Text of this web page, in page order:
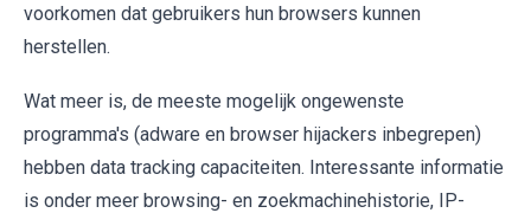
voorkomen dat gebruikers hun browsers kunnen
herstellen.
Wat meer is, de meeste mogelijk ongewenste
programma's (adware en browser hijackers inbegrepen)
hebben data tracking capaciteiten. Interessante informatie
is onder meer browsing- en zoekmachinehistorie, IP-